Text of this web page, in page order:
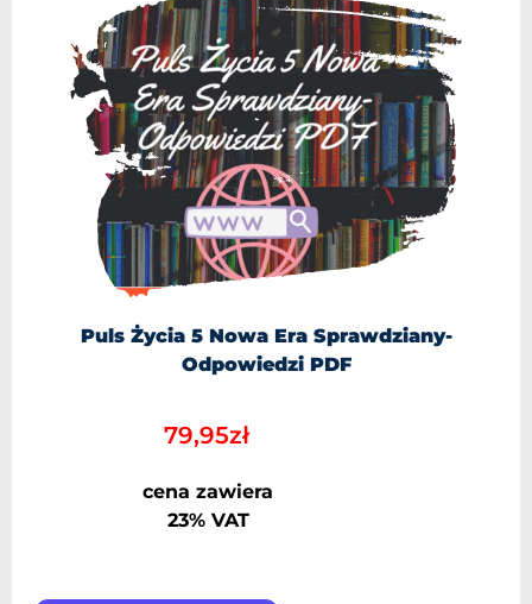
Puls Życia 5 Nowa Era Sprawdziany-
Odpowiedzi PDF
79,95zł
cena zawiera
23% VAT